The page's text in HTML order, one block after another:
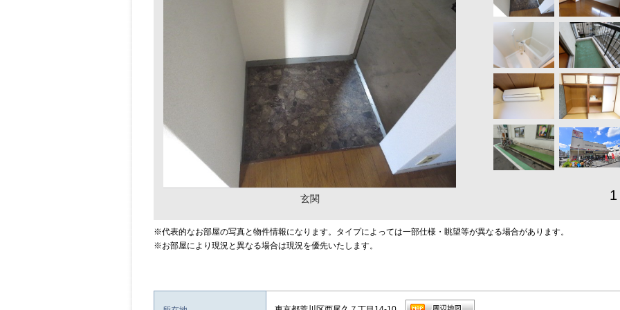
玄関
※代表的なお部屋の写真と物件情報になります。タイプによっては一部仕様・眺望等が異なる場合があります。
※お部屋により現況と異なる場合は現況を優先いたします。